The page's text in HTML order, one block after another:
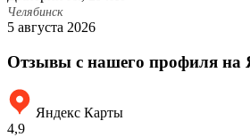
Челябинск
5 августа 2026
Отзывы с нашего профиля на
Яндекс Карты
4,9